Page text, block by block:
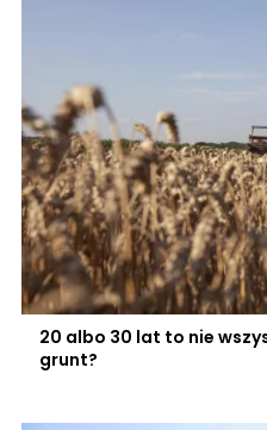
20 albo 30 lat to nie
grunt?